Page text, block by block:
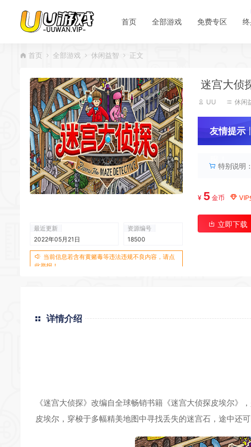
首页 全部游戏 免费专区
首页 全部游戏 休闲益智 正文
最近更新
2022年05月21日
资源编号
18500
当前信息若含有黄赌毒等违法违规不良内容，请点
此举报！
迷宫大侦
UU 休闲
友情提示
特别说明：
¥ 5 金币 VIP
立即下载
详情介绍
《迷宫大侦探》改编自全球畅销书籍《迷宫大侦探皮埃尔
皮埃尔，穿梭于多幅精美地图中寻找丢失的迷宫石，途中还